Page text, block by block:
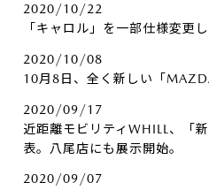
2020/10/22
「キャロル」を一部仕様変更
2020/10/08
10月8日、全く新しい「
2020/09/17
近距離モビリティWHILL、「
表。八尾店にも展示開始。
2020/09/07